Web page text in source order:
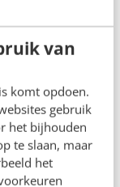
van
komt opdoen.
gebruik
het bijhouden
te slaan, maar
het
meer
zou
die